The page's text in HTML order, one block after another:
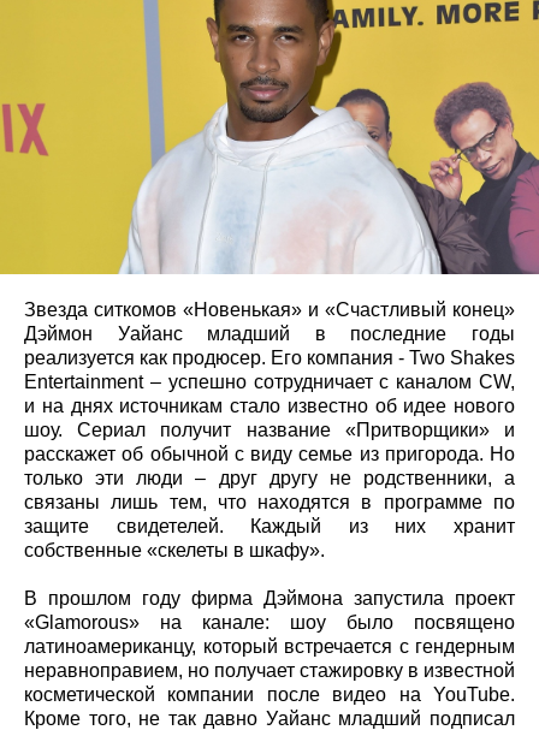
Звезда ситкомов «Новенькая» и «Счастливый конец»
Дэймон Уайанс младший в последние годы
реализуется как продюсер. Его компания - Two Shakes
Entertainment – успешно сотрудничает с каналом CW,
и на днях источникам стало известно об идее нового
шоу. Сериал получит название «Притворщики» и
расскажет об обычной с виду семье из пригорода. Но
только эти люди – друг другу не родственники, а
связаны лишь тем, что находятся в программе по
защите свидетелей. Каждый из них хранит
собственные «скелеты в шкафу».
В прошлом году фирма Дэймона запустила проект
«Glamorous» на канале: шоу было посвящено
латиноамериканцу, который встречается с гендерным
неравноправием, но получает стажировку в известной
косметической компании после видео на YouTube.
Кроме того, не так давно Уайанс младший подписал